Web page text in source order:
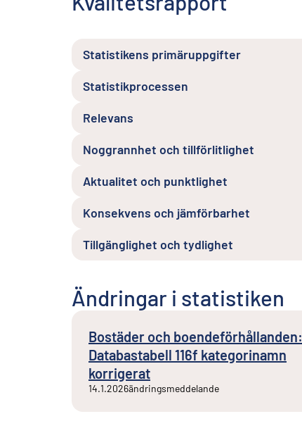
Statistikens primäruppgifter
Statistikprocessen
Relevans
Noggrannhet och tillförlitlighet
Aktualitet och punktlighet
Konsekvens och jämförbarhet
Tillgänglighet och tydlighet
Ändringar i statistiken
Bostäder och boendeförhållanden:
Databastabell 116f kategorinamn
korrigerat
14.1.2026ändringsmeddelande